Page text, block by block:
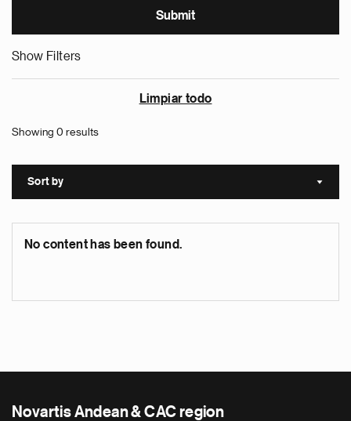
Show Filters
Limpiar todo
Showing 0 results
Sort by Sort
No content has been found.
Novartis Andean & CAC region